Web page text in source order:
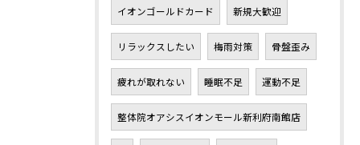
イオンゴールドカード 新規大歓迎
リラックスしたい 梅雨対策 骨盤歪み
疲れが取れない 睡眠不足 運動不足
整体院オアシスイオンモール新利府南館店